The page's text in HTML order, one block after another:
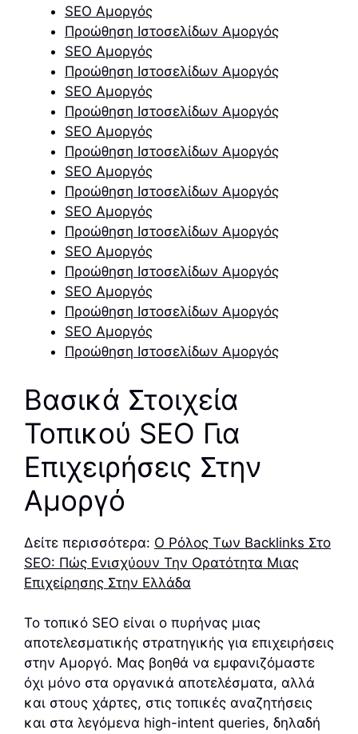
SEO Αμοργός
Προώθηση Ιστοσελίδων Αμοργός
SEO Αμοργός
Προώθηση Ιστοσελίδων Αμοργός
SEO Αμοργός
Προώθηση Ιστοσελίδων Αμοργός
SEO Αμοργός
Προώθηση Ιστοσελίδων Αμοργός
SEO Αμοργός
Προώθηση Ιστοσελίδων Αμοργός
SEO Αμοργός
Προώθηση Ιστοσελίδων Αμοργός
SEO Αμοργός
Προώθηση Ιστοσελίδων Αμοργός
SEO Αμοργός
Προώθηση Ιστοσελίδων Αμοργός
SEO Αμοργός
Προώθηση Ιστοσελίδων Αμοργός
Βασικά Στοιχεία
Τοπικού SEO Για
Επιχειρήσεις Στην
Αμοργό
Δείτε περισσότερα: Ο Ρόλος Των Backlinks Στο
SEO: Πώς Ενισχύουν Την Ορατότητα Μιας
Επιχείρησης Στην Ελλάδα
Το τοπικό SEO είναι ο πυρήνας μιας
αποτελεσματικής στρατηγικής για επιχειρήσεις
στην Αμοργό. Μας βοηθά να εμφανιζόμαστε
όχι μόνο στα οργανικά αποτελέσματα, αλλά
και στους χάρτες, στις τοπικές αναζητήσεις
και στα λεγόμενα high-intent queries, δηλαδή